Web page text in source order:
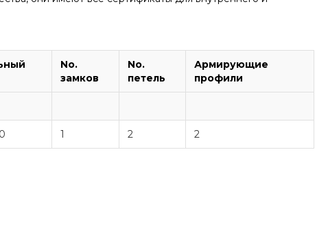
No.
замков
No.
петель
Армирующие
профили
1 2 2